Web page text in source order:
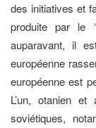
des initiatives et
produite par le
auparavant, il
européenne
européenne est
L’un, otanien
soviétiques,